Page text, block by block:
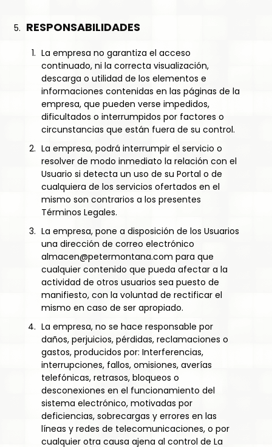
RESPONSABILIDADES
La empresa no garantiza el acceso
continuado, ni la correcta visualización,
descarga o utilidad de los elementos e
informaciones contenidas en las páginas de la
empresa, que pueden verse impedidos,
dificultados o interrumpidos por factores o
circunstancias que están fuera de su control.
La empresa, podrá interrumpir el servicio o
resolver de modo inmediato la relación con el
Usuario si detecta un uso de su Portal o de
cualquiera de los servicios ofertados en el
mismo son contrarios a los presentes
Términos Legales.
La empresa, pone a disposición de los Usuarios
una dirección de correo electrónico
almacen@petermontana.com para que
cualquier contenido que pueda afectar a la
actividad de otros usuarios sea puesto de
manifiesto, con la voluntad de rectificar el
mismo en caso de ser apropiado.
La empresa, no se hace responsable por
daños, perjuicios, pérdidas, reclamaciones o
gastos, producidos por: Interferencias,
interrupciones, fallos, omisiones, averías
telefónicas, retrasos, bloqueos o
desconexiones en el funcionamiento del
sistema electrónico, motivadas por
deficiencias, sobrecargas y errores en las
líneas y redes de telecomunicaciones, o por
cualquier otra causa ajena al control de La